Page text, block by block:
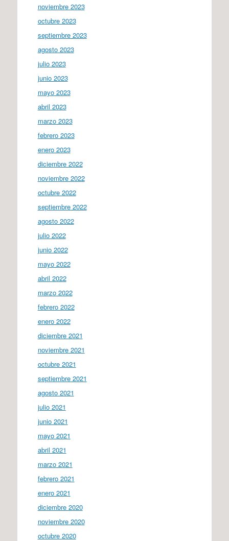
noviembre 2023
octubre 2023
septiembre 2023
agosto 2023
julio 2023
junio 2023
mayo 2023
abril 2023
marzo 2023
febrero 2023
enero 2023
diciembre 2022
noviembre 2022
octubre 2022
septiembre 2022
agosto 2022
julio 2022
junio 2022
mayo 2022
abril 2022
marzo 2022
febrero 2022
enero 2022
diciembre 2021
noviembre 2021
octubre 2021
septiembre 2021
agosto 2021
julio 2021
junio 2021
mayo 2021
abril 2021
marzo 2021
febrero 2021
enero 2021
diciembre 2020
noviembre 2020
octubre 2020